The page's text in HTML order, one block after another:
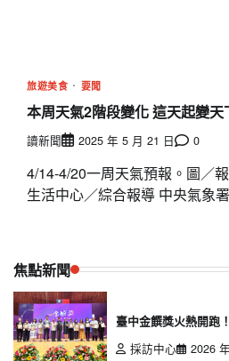
旅遊美食 要聞
本周天氣2階段變化 這天起變天
讀新聞 2025 年 5 月 21 日 0
4/14-4/20一周天氣預報。圖／
生活中心／綜合報導 中央氣象
焦點新聞
臺中金饌獎火熱開跑
採訪中心
2026